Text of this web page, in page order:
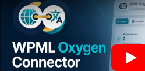
Play